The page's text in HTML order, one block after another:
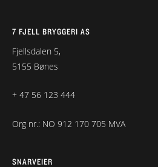
7 FJELL BRYGGERI AS
Fjellsdalen 5,
5155 Bønes
+ 47 56 123 444
Org nr.: NO 912 170 705 MVA
SNARVEIER